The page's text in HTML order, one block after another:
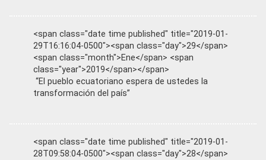
<span class="date time published" title="2019-01-
29T16:16:04-0500"><span class="day">29</span>
<span class="month">Ene</span> <span
class="year">2019</span></span>
“El pueblo ecuatoriano espera de ustedes la
transformación del país”
<span class="date time published" title="2019-01-
28T09:58:04-0500"><span class="day">28</span>